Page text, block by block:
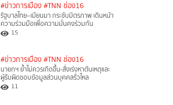
#ข่าวการเมือง #TNN ช่อง16
รัฐบาลไทย–เมียนมา กระชับมิตรภาพ เดินหน้า
ความร่วมมือเพื่อความมั่นคงร่วมกัน
15
#ข่าวการเมือง #TNN ช่อง16
นายกฯ ย้ำไม่ควรเกิดขึ้น-สั่งเร่งหาต้นเหตุและ
ผู้รับผิดชอบข้อมูลส่วนบุคคลรั่วไหล
11